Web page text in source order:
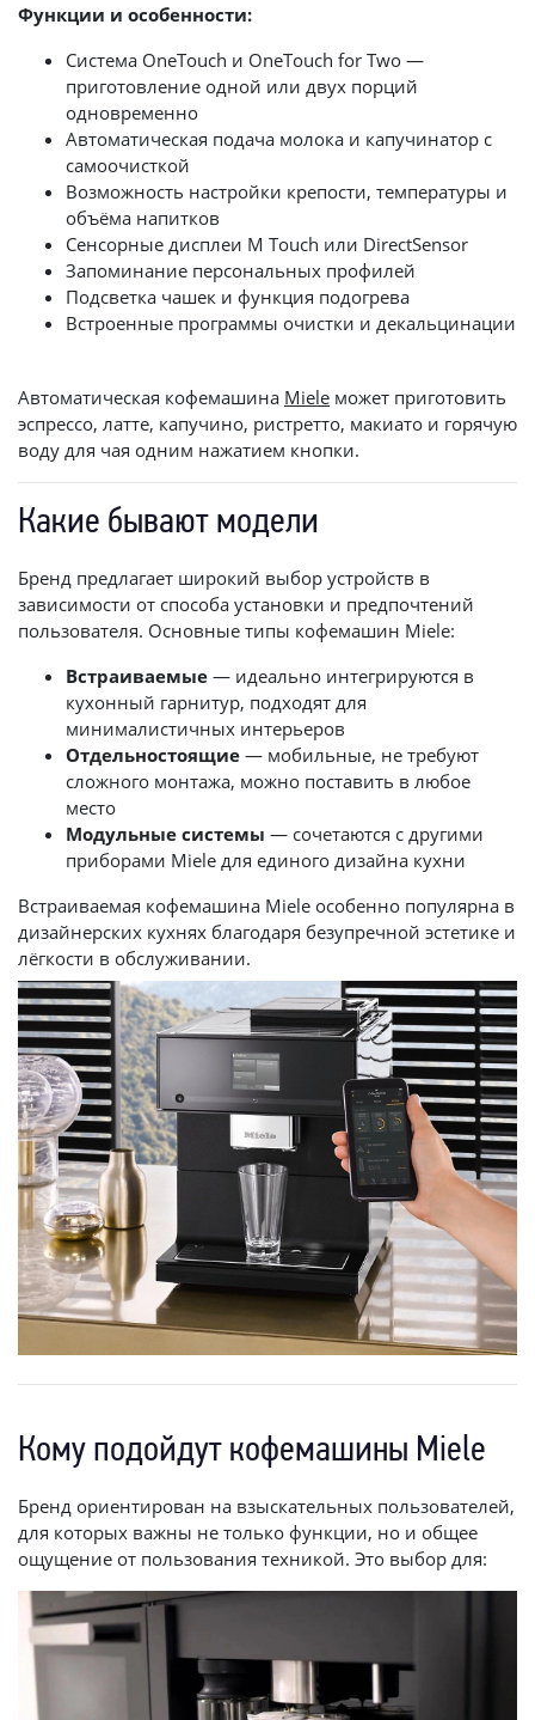
Функции и особенности:
Система OneTouch и OneTouch for Two —
приготовление одной или двух порций
одновременно
Автоматическая подача молока и капучинатор с
самоочисткой
Возможность настройки крепости, температуры и
объёма напитков
Сенсорные дисплеи M Touch или DirectSensor
Запоминание персональных профилей
Подсветка чашек и функция подогрева
Встроенные программы очистки и декальцинации
Автоматическая кофемашина Miele может приготовить
эспрессо, латте, капучино, ристретто, макиато и горячую
воду для чая одним нажатием кнопки.
Какие бывают модели
Бренд предлагает широкий выбор устройств в
зависимости от способа установки и предпочтений
пользователя. Основные типы кофемашин Miele:
Встраиваемые — идеально интегрируются в
кухонный гарнитур, подходят для
минималистичных интерьеров
Отдельностоящие — мобильные, не требуют
сложного монтажа, можно поставить в любое
место
Модульные системы — сочетаются с другими
приборами Miele для единого дизайна кухни
Встраиваемая кофемашина Miele особенно популярна в
дизайнерских кухнях благодаря безупречной эстетике и
лёгкости в обслуживании.
Кому подойдут кофемашины Miele
Бренд ориентирован на взыскательных пользователей,
для которых важны не только функции, но и общее
ощущение от пользования техникой. Это выбор для: